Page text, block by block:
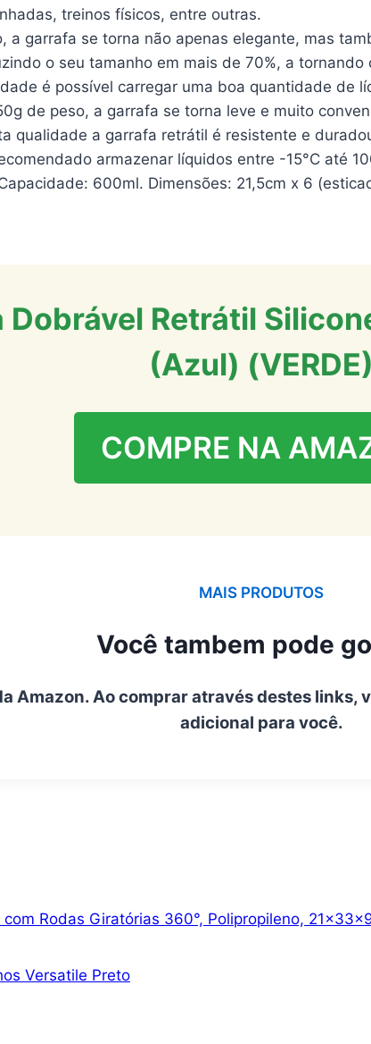
treinos físicos, entre outras.
a garrafa se torna não apenas elegante, mas
o seu tamanho em mais de 70%, a
é possível carregar uma boa quantidade de
de peso, a garrafa se torna leve e muito
qualidade a garrafa retrátil é resistente e
armazenar líquidos entre -15°C até
600ml. Dimensões: 21,5cm x 6
Dobrável Retrátil
(Azul) (VERDE)
COMPRE NA
MAIS PRODUTOS
Você tambem pode
Amazon. Ao comprar através destes links,
adicional para você.
Rodas Giratórias 360°, Polipropileno,
Versatile Preto